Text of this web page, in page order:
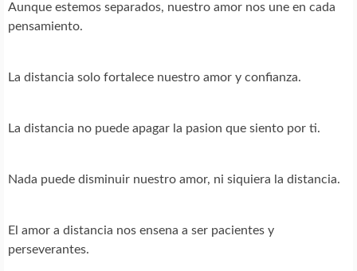
Aunque estemos separados, nuestro amor nos une en cada
pensamiento.
La distancia solo fortalece nuestro amor y confianza.
La distancia no puede apagar la pasion que siento por ti.
Nada puede disminuir nuestro amor, ni siquiera la distancia.
El amor a distancia nos ensena a ser pacientes y
perseverantes.